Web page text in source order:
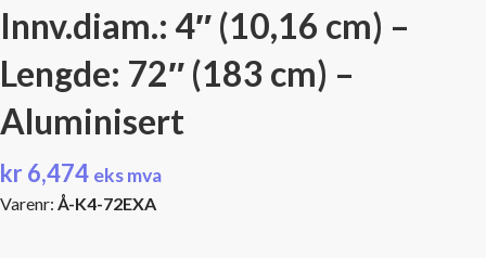
Innv.diam.: 4″ (10,16 cm) –
Lengde: 72″ (183 cm) –
Aluminisert
kr6,474 eks mva
Varenr: Å-K4-72EXA